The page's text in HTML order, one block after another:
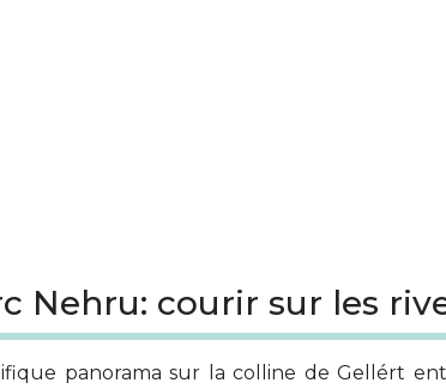
Nehru: courir sur les
panorama sur la colline de Gellért